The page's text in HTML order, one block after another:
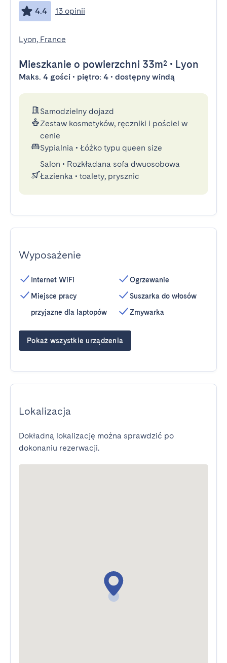
4.4 13 opinii
Lyon, France
Mieszkanie o powierzchni 33m² • Lyon
Maks. 4 gości • piętro: 4 • dostępny windą
Samodzielny dojazd
Zestaw kosmetyków, ręczniki i pościel w
cenie
Sypialnia • Łóżko typu queen size
Salon • Rozkładana sofa dwuosobowa
Łazienka • toalety, prysznic
Wyposażenie
Internet WiFi
Miejsce pracy
przyjazne dla laptopów
Ogrzewanie
Suszarka do włosów
Zmywarka
Pokaż wszystkie urządzenia
Lokalizacja
Dokładną lokalizację można sprawdzić po
dokonaniu rezerwacji.